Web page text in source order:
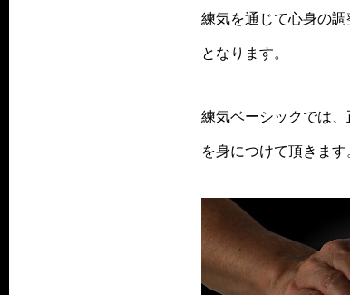
練気を通じて心身の
となります。
練気ベーシックでは
を身につけて頂きます